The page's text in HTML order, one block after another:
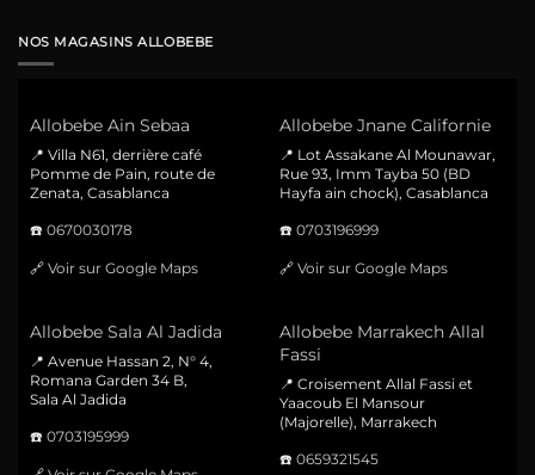
NOS MAGASINS ALLOBEBE
Allobebe Ain Sebaa
📍 Villa N61, derrière café
Pomme de Pain, route de
Zenata, Casablanca
☎️ 0670030178
🔗 Voir sur Google Maps
Allobebe Jnane Californie
📍 Lot Assakane Al Mounawar,
Rue 93, Imm Tayba 50 (BD
Hayfa ain chock), Casablanca
☎️ 0703196999
🔗 Voir sur Google Maps
Allobebe Sala Al Jadida
📍 Avenue Hassan 2, N° 4,
Romana Garden 34 B,
Sala Al Jadida
☎️ 0703195999
Allobebe Marrakech Allal
Fassi
📍 Croisement Allal Fassi et
Yaacoub El Mansour
(Majorelle), Marrakech
☎️ 0659321545